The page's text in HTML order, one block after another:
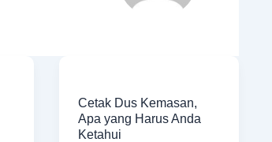
Cetak Dus Kemasan,
Apa yang Harus Anda
Ketahui
Kemasan,
Apa